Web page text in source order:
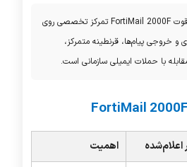
FortiMail 2000Fتمرکز تخصصی روی
و خروجی پیام‌ها، قرنطینه متمرکز،
با حملات ایمیلی سازمانی است.
اعلام‌شده اهمیت